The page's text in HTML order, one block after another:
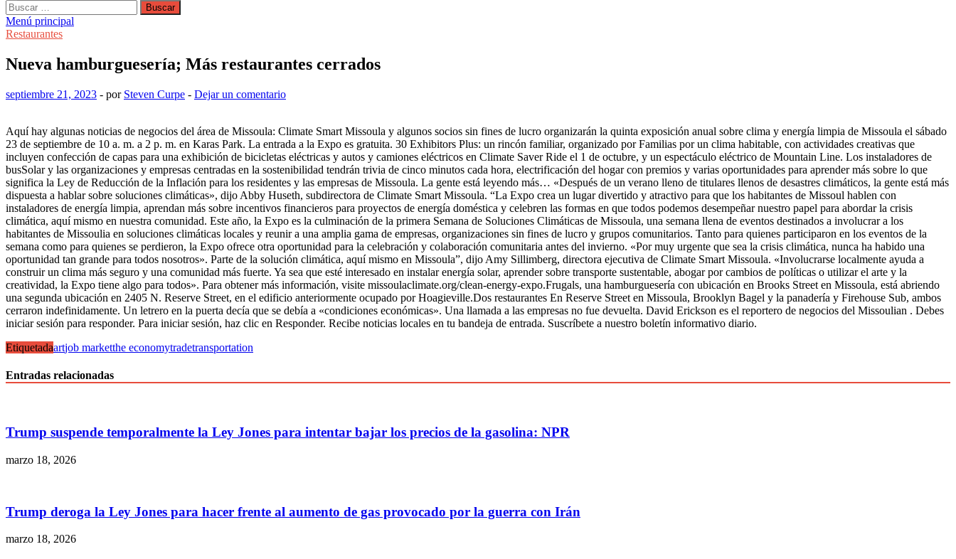
Buscar:
Menú principal
Restaurantes
Nueva hamburguesería; Más restaurantes cerrados
septiembre 21, 2023 - por Steven Curpe - Dejar un comentario
Aquí hay algunas noticias de negocios del área de Missoula: Climate Smart Missoula y algunos socios sin fines de lucro organizarán la quinta exposición anual sobre clima y energía limpia de Missoula el sábado
23 de septiembre de 10 a. m. a 2 p. m. en Karas Park. La entrada a la Expo es gratuita. 30 Exhibitors Plus: un rincón familiar, organizado por Familias por un clima habitable, con actividades creativas que
incluyen confección de capas para una exhibición de bicicletas eléctricas y autos y camiones eléctricos en Climate Saver Ride el 1 de octubre, y un espectáculo eléctrico de Mountain Line. Los instaladores de
busSolar y las organizaciones y empresas centradas en la sostenibilidad tendrán trivia de cinco minutos cada hora, electrificación del hogar con premios y varias oportunidades para aprender más sobre lo que
significa la Ley de Reducción de la Inflación para los residentes y las empresas de Missoula. La gente está leyendo más… «Después de un verano lleno de titulares llenos de desastres climáticos, la gente está más
dispuesta a hablar sobre soluciones climáticas», dijo Abby Huseth, subdirectora de Climate Smart Missoula. “La Expo crea un lugar divertido y atractivo para que los habitantes de Missoul hablen con
instaladores de energía limpia, aprendan más sobre incentivos financieros para proyectos de energía doméstica y celebren las formas en que todos podemos desempeñar nuestro papel para abordar la crisis
climática, aquí mismo en nuestra comunidad. Este año, la Expo es la culminación de la primera Semana de Soluciones Climáticas de Missoula, una semana llena de eventos destinados a involucrar a los
habitantes de Missoulia en soluciones climáticas locales y reunir a una amplia gama de empresas, organizaciones sin fines de lucro y grupos comunitarios. Tanto para quienes participaron en los eventos de la
semana como para quienes se perdieron, la Expo ofrece otra oportunidad para la celebración y colaboración comunitaria antes del invierno. «Por muy urgente que sea la crisis climática, nunca ha habido una
oportunidad tan grande para todos nosotros». Parte de la solución climática, aquí mismo en Missoula”, dijo Amy Sillimberg, directora ejecutiva de Climate Smart Missoula. «Involucrarse localmente ayuda a
construir un clima más seguro y una comunidad más fuerte. Ya sea que esté interesado en instalar energía solar, aprender sobre transporte sustentable, abogar por cambios de políticas o utilizar el arte y la
creatividad, la Expo tiene algo para todos». Para obtener más información, visite missoulaclimate.org/clean-energy-expo.Frugals, una hamburguesería con ubicación en Brooks Street en Missoula, está abriendo
una segunda ubicación en 2405 N. Reserve Street, en el edificio anteriormente ocupado por Hoagieville.Dos restaurantes En Reserve Street en Missoula, Brooklyn Bagel y la panadería y Firehouse Sub, ambos
cerraron indefinidamente. Un letrero en la puerta decía que se debía a «condiciones económicas». Una llamada a las empresas no fue devuelta. David Erickson es el reportero de negocios del Missoulian . Debes
iniciar sesión para responder. Para iniciar sesión, haz clic en Responder. Recibe noticias locales en tu bandeja de entrada. Suscríbete a nuestro boletín informativo diario.
Etiquetadaartjob marketthe economytradetransportation
Entradas relacionadas
Trump suspende temporalmente la Ley Jones para intentar bajar los precios de la gasolina: NPR
marzo 18, 2026
Trump deroga la Ley Jones para hacer frente al aumento de gas provocado por la guerra con Irán
marzo 18, 2026